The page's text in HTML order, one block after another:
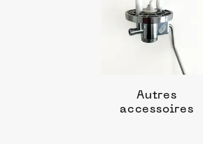
Autres
accessoires